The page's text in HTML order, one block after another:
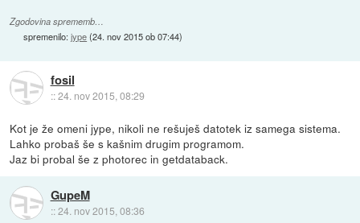
Zgodovina sprememb…
spremenilo:jype(24. nov 2015 ob 07:44)
fosil
::24. nov 2015, 08:29
Kot je že omeni jype, nikoli ne rešuješ datotek iz samega sistema.
Lahko probaš še s kašnim drugim programom.
Jaz bi probal še z photorec in getdataback.
GupeM
::24. nov 2015, 08:36